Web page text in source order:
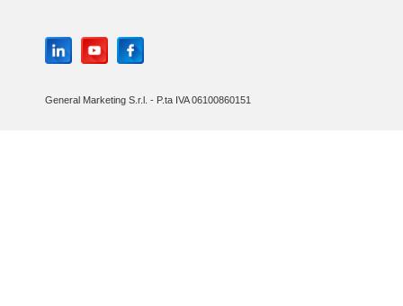
General Marketing S.r.l. - P.ta IVA 06100860151